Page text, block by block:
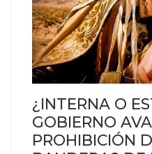
¿INTERNA O
GOBIERNO
PROHIBICIÓN